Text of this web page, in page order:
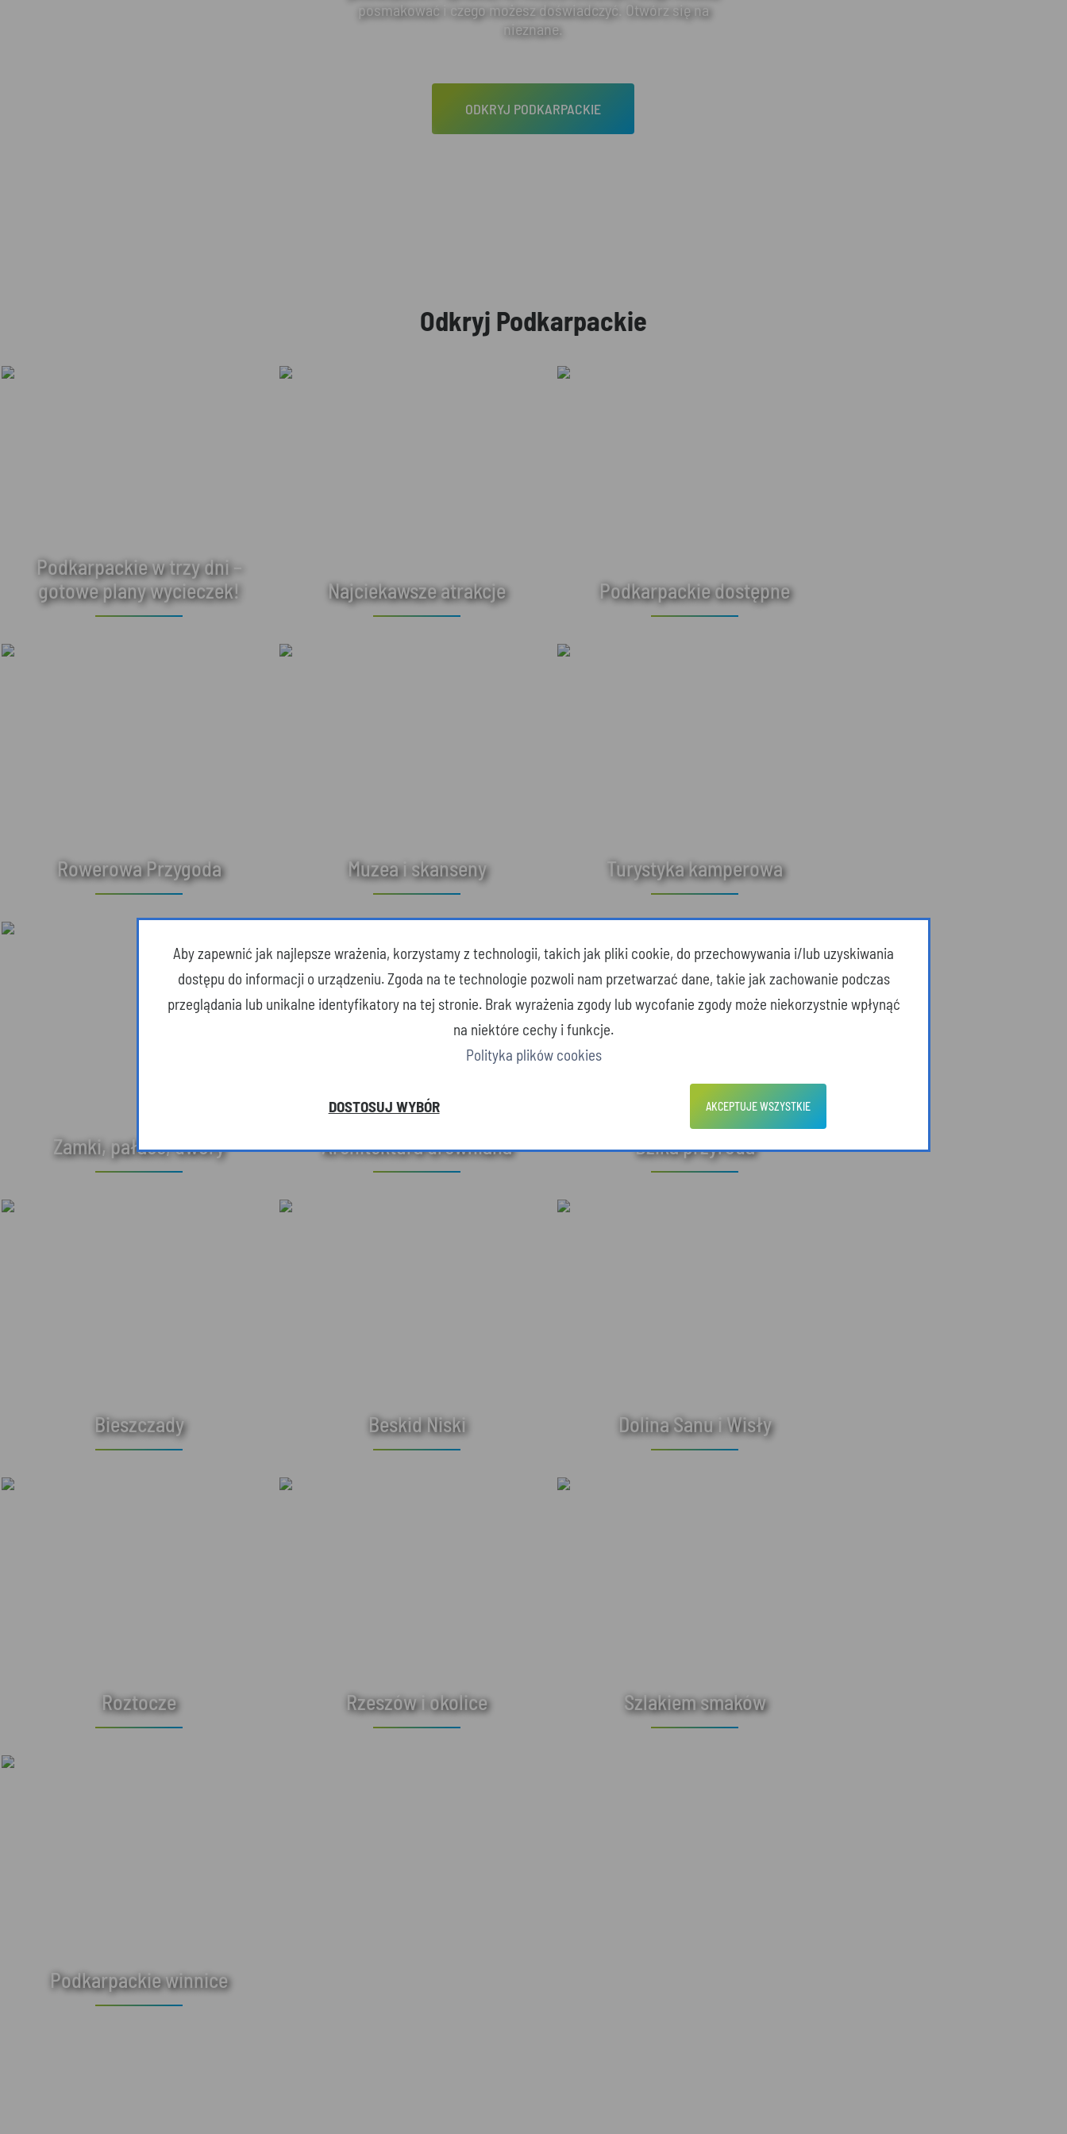
posmakować i czego możesz doświadczyć. Otwórz się na
nieznane.
ODKRYJ PODKARPACKIE
Odkryj Podkarpackie
Podkarpackie w trzy dni –
gotowe plany wycieczek!
Najciekawsze atrakcje Podkarpackie dostępne
Rowerowa Przygoda Muzea i skanseny Turystyka kamperowa
Zamki, pałace, dwory Architektura drewniana Dzika przyroda
Bieszczady Beskid Niski Dolina Sanu i Wisły
Roztocze Rzeszów i okolice Szlakiem smaków
Podkarpackie winnice
Aby zapewnić jak najlepsze wrażenia, korzystamy z technologii, takich jak pliki cookie, do przechowywania i/lub uzyskiwania
dostępu do informacji o urządzeniu. Zgoda na te technologie pozwoli nam przetwarzać dane, takie jak zachowanie podczas
przeglądania lub unikalne identyfikatory na tej stronie. Brak wyrażenia zgody lub wycofanie zgody może niekorzystnie wpłynąć
na niektóre cechy i funkcje.
Polityka plików cookies
DOSTOSUJ WYBÓR AKCEPTUJE WSZYSTKIE